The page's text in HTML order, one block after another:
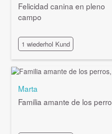
Felicidad canina en pleno
campo
1 wiederhol Kund
Marta
Familia amante de los